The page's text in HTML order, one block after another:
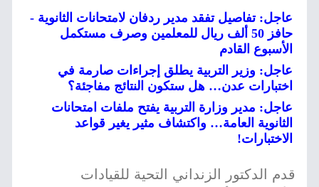
عاجل: تفاصيل تفقد مدير ردفان لامتحانات الثانوية -
حافز 50 ألف ريال للمعلمين وصرف مستكمل
الأسبوع القادم
عاجل: وزير التربية يطلق إجراءات صارمة في
اختبارات عدن… هل ستكون النتائج مفاجئة؟
عاجل: مدير وزارة التربية يفتح ملفات امتحانات
الثانوية العامة… واكتشاف مثير يغير قواعد
الاختبارات!
قدم الدكتور الزنداني التحية للقيادات